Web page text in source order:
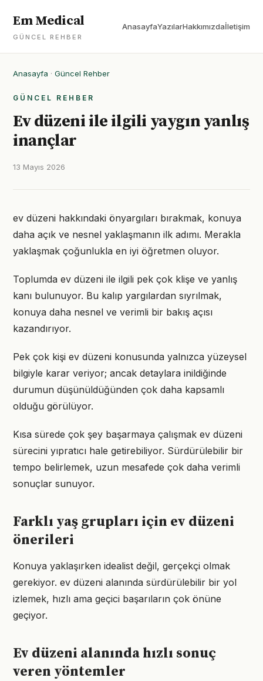
Em Medical
GÜNCEL REHBER
AnasayfaYazılarHakkımızdaİletişim
Anasayfa · Güncel Rehber
GÜNCEL REHBER
Ev düzeni ile ilgili yaygın yanlış
inançlar
13 Mayıs 2026
ev düzeni hakkındaki önyargıları bırakmak, konuya
daha açık ve nesnel yaklaşmanın ilk adımı. Merakla
yaklaşmak çoğunlukla en iyi öğretmen oluyor.
Toplumda ev düzeni ile ilgili pek çok klişe ve yanlış
kanı bulunuyor. Bu kalıp yargılardan sıyrılmak,
konuya daha nesnel ve verimli bir bakış açısı
kazandırıyor.
Pek çok kişi ev düzeni konusunda yalnızca yüzeysel
bilgiyle karar veriyor; ancak detaylara inildiğinde
durumun düşünüldüğünden çok daha kapsamlı
olduğu görülüyor.
Kısa sürede çok şey başarmaya çalışmak ev düzeni
sürecini yıpratıcı hale getirebiliyor. Sürdürülebilir bir
tempo belirlemek, uzun mesafede çok daha verimli
sonuçlar sunuyor.
Farklı yaş grupları için ev düzeni
önerileri
Konuya yaklaşırken idealist değil, gerçekçi olmak
gerekiyor. ev düzeni alanında sürdürülebilir bir yol
izlemek, hızlı ama geçici başarıların çok önüne
geçiyor.
Ev düzeni alanında hızlı sonuç
veren yöntemler